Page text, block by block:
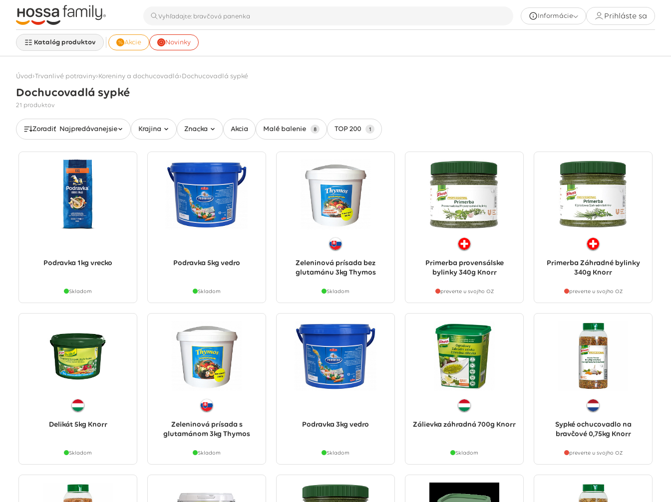
Informácie Prihláste sa
Katalóg produktov Akcie Novinky
Úvod›Trvanlivé potraviny›Koreniny a dochucovadlá›Dochucovadlá sypké
Dochucovadlá sypké
21 produktov
Zoradiť Najpredávanejšie Krajina Značka Akcia Malé balenie 8 TOP 200 1
Podravka 1kg vrecko
Skladom
Podravka 5kg vedro
Skladom
Zeleninová prísada bez
glutamánu 3kg Thymos
Skladom
Primerba provensálske
bylinky 340g Knorr
preverte u svojho OZ
Primerba Záhradné bylinky
340g Knorr
preverte u svojho OZ
Delikát 5kg Knorr
Skladom
Zeleninová prísada s
glutamánom 3kg Thymos
Skladom
Podravka 3kg vedro
Skladom
Zálievka záhradná 700g Knorr
Skladom
Sypké ochucovadlo na
bravčové 0,75kg Knorr
preverte u svojho OZ